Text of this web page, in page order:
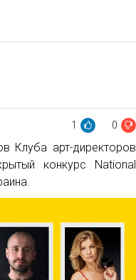
1 0
Клуба арт-директоров
конкурс National